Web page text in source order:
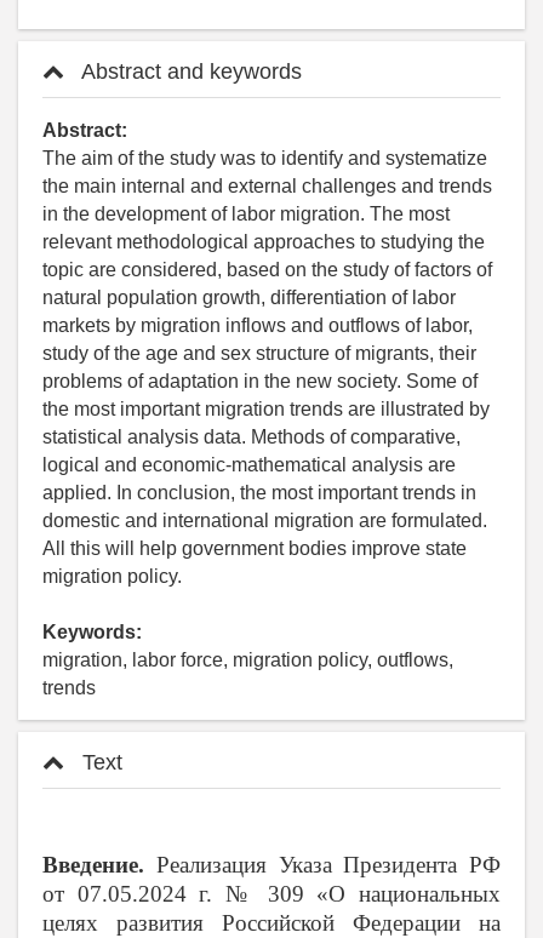
Abstract and keywords
Abstract:
The aim of the study was to identify and systematize
the main internal and external challenges and trends
in the development of labor migration. The most
relevant methodological approaches to studying the
topic are considered, based on the study of factors of
natural population growth, differentiation of labor
markets by migration inflows and outflows of labor,
study of the age and sex structure of migrants, their
problems of adaptation in the new society. Some of
the most important migration trends are illustrated by
statistical analysis data. Methods of comparative,
logical and economic-mathematical analysis are
applied. In conclusion, the most important trends in
domestic and international migration are formulated.
All this will help government bodies improve state
migration policy.
Keywords:
migration, labor force, migration policy, outflows,
trends
Text
Введение. Реализация Указа Президента РФ
от 07.05.2024 г. № 309 «О национальных
целях развития Российской Федерации на